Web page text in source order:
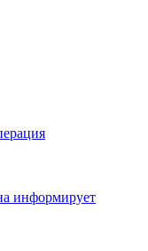
информирует